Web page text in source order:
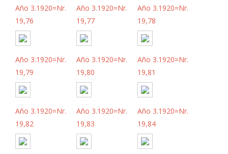
Año 3.1920=Nr.
19,76
Año 3.1920=Nr.
19,77
Año 3.1920=Nr.
19,78
Año 3.1920=Nr.
19,79
Año 3.1920=Nr.
19,80
Año 3.1920=Nr.
19,81
Año 3.1920=Nr.
19,82
Año 3.1920=Nr.
19,83
Año 3.1920=Nr.
19,84